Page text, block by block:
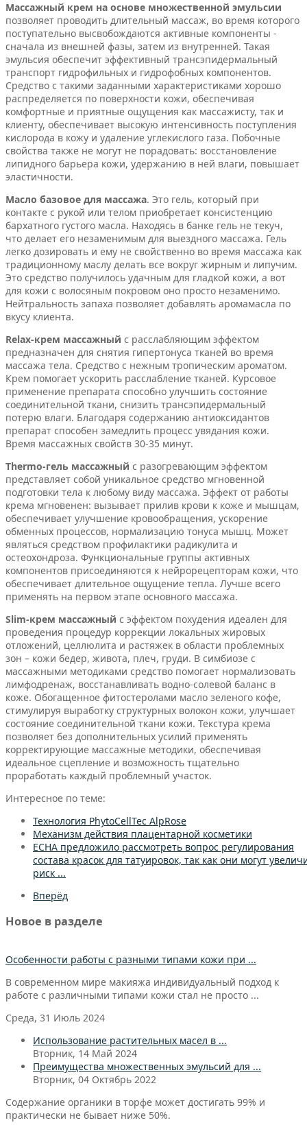
Массажный крем на основе множественной эмульсии
позволяет проводить длительный массаж, во время которого
поступательно высвобождаются активные компоненты -
сначала из внешней фазы, затем из внутренней. Такая
эмульсия обеспечит эффективный трансэпидермальный
транспорт гидрофильных и гидрофобных компонентов.
Средство с такими заданными характеристиками хорошо
распределяется по поверхности кожи, обеспечивая
комфортные и приятные ощущения как массажисту, так и
клиенту, обеспечивает высокую интенсивность поступления
кислорода в кожу и удаление углекислого газа. Побочные
свойства также не могут не порадовать: восстановление
липидного барьера кожи, удержанию в ней влаги, повышает
эластичности.
Масло базовое для массажа. Это гель, который при
контакте с рукой или телом приобретает консистенцию
бархатного густого масла. Находясь в банке гель не текуч,
что делает его незаменимым для выездного массажа. Гель
легко дозировать и ему не свойственно во время массажа как
традиционному маслу делать все вокруг жирным и липучим.
Это средство получилось удачным для гладкой кожи, а вот
для кожи с волосяным покровом оно просто незаменимо.
Нейтральность запаха позволяет добавлять аромамасла по
вкусу клиента.
Relax-крем массажный с расслабляющим эффектом
предназначен для снятия гипертонуса тканей во время
массажа тела. Средство с нежным тропическим ароматом.
Крем помогает ускорить расслабление тканей. Курсовое
применение препарата способно улучшить состояние
соединительной ткани, снизить трансэпидермальный
потерю влаги. Благодаря содержанию антиоксидантов
препарат способен замедлить процесс увядания кожи.
Время массажных свойств 30-35 минут.
Thermo-гель массажный с разогревающим эффектом
представляет собой уникальное средство мгновенной
подготовки тела к любому виду массажа. Эффект от работы
крема мгновенен: вызывает прилив крови к коже и мышцам,
обеспечивает улучшение кровообращения, ускорение
обменных процессов, нормализацию тонуса мышц. Может
являться средством профилактики радикулита и
остеохондроза. Функциональные группы активных
компонентов присоединяются к нейрорецепторам кожи, что
обеспечивает длительное ощущение тепла. Лучше всего
применять на первом этапе основного массажа.
Slim-крем массажный с эффектом похудения идеален для
проведения процедур коррекции локальных жировых
отложений, целлюлита и растяжек в области проблемных
зон – кожи бедер, живота, плеч, груди. В симбиозе с
массажными методиками средство помогает нормализовать
лимфодренаж, восстанавливать водно-солевой баланс в
коже. Обогащенное фитостеролами масло зеленого кофе,
стимулируя выработку структурных волокон кожи, улучшает
состояние соединительной ткани кожи. Текстура крема
позволяет без дополнительных усилий применять
корректирующие массажные методики, обеспечивая
идеальное сцепление и возможность тщательно
проработать каждый проблемный участок.
Интересное по теме:
Технология PhytoCellTec AlpRose
Механизм действия плацентарной косметики
ECHA предложило рассмотреть вопрос регулирования
состава красок для татуировок, так как они могут
риск ...
Вперёд
Новое в разделе
Особенности работы с разными типами кожи при ...
В современном мире макияжа индивидуальный подход к
работе с различными типами кожи стал не просто ...
Среда, 31 Июль 2024
Использование растительных масел в ...
Вторник, 14 Май 2024
Преимущества множественных эмульсий для ...
Вторник, 04 Октябрь 2022
Содержание органики в торфе может достигать 99% и
практически не бывает ниже 50%.